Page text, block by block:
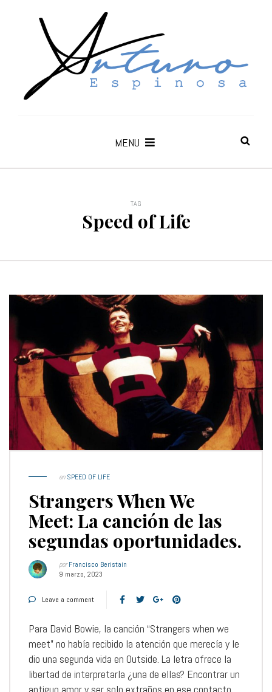
MENU
TAG
Speed of Life
enSPEED OF LIFE
Strangers When We
Meet: La canción de las
segundas oportunidades.
porFrancisco Beristain
9 marzo, 2023
Leave a comment
Para David Bowie, la canción “Strangers when we
meet” no había recibido la atención que merecía y le
dio una segunda vida en Outside. La letra ofrece la
libertad de interpretarla ¿una de ellas? Encontrar un